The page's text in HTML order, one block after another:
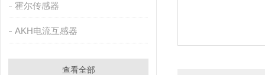
霍尔传感器
AKH电流互感器
查看全部